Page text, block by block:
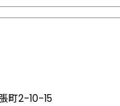
町2-10-15